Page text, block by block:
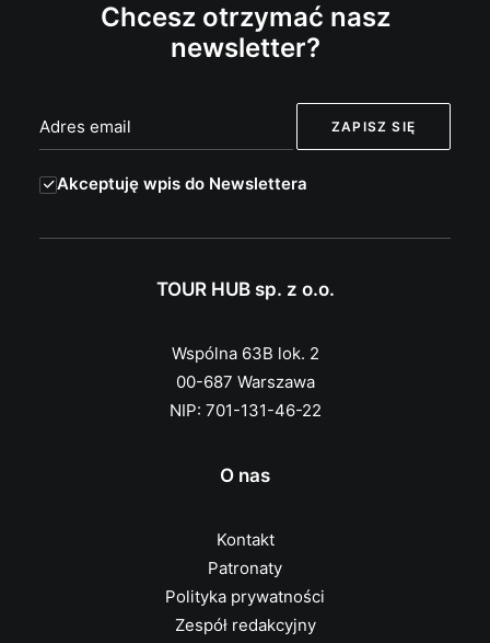
Chcesz otrzymać nasz
newsletter?
Akceptuję wpis do Newslettera
TOUR HUB sp. z o.o.
Wspólna 63B lok. 2
00-687 Warszawa
NIP: 701-131-46-22
O nas
Kontakt
Patronaty
Polityka prywatności
Zespół redakcyjny